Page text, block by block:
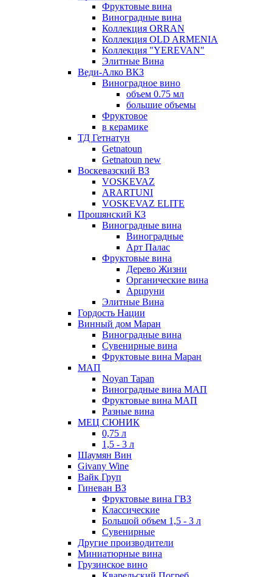
Фруктовые вина
Виноградные вина
Коллекция ORRAN
Коллекция OLD ARMENIA
Коллекция "YEREVAN"
Элитные Вина
Веди-Алко ВКЗ
Виноградное вино
объем 0.75 мл
большие объемы
Фруктовое
в керамике
ТД Гетнатун
Getnatoun
Getnatoun new
Воскевазский ВЗ
VOSKEVAZ
ARARTUNI
VOSKEVAZ ELITE
Прошянский КЗ
Виноградные вина
Виноградные
Арт Палас
Фруктовые вина
Дерево Жизни
Органические вина
Арцруни
Элитные Вина
Гордость Нации
Винный дом Маран
Виноградные вина
Сувенирные вина
Фруктовые вина Маран
МАП
Noyan Tapan
Виноградные вина МАП
Фруктовые вина МАП
Разные вина
МЕЦ СЮНИК
0,75 л
1,5 - 3 л
Шаумян Вин
Givany Wine
Вайк Груп
Гиневан ВЗ
Фруктовые вина ГВЗ
Классические
Большой объем 1,5 - 3 л
Сувенирные
Другие производители
Миниатюрные вина
Грузинское вино